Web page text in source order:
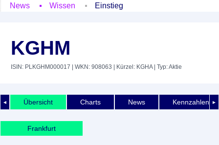
News
Wissen Einstieg
KGHM
ISIN: PLKGHM000017 | WKN: 908063 | Kürzel: KGHA| Typ: Aktie
◄ ►
Übersicht Charts News Kennzahlen
Frankfurt